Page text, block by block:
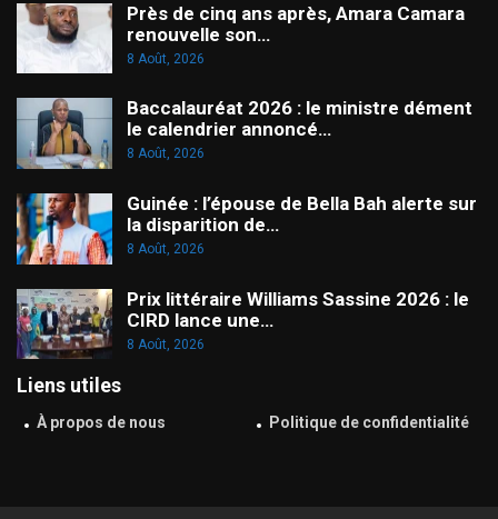
Près de cinq ans après, Amara Camara
renouvelle son…
8 Août, 2026
Baccalauréat 2026 : le ministre dément
le calendrier annoncé…
8 Août, 2026
Guinée : l’épouse de Bella Bah alerte sur
la disparition de…
8 Août, 2026
Prix littéraire Williams Sassine 2026 : le
CIRD lance une…
8 Août, 2026
Liens utiles
À propos de nous Politique de confidentialité